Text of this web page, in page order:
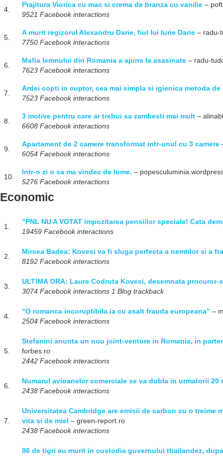
4.
Prajitura Viorica cu mac si crema de branza cu vanilie –
9521 Facebook interactions
5.
A murit regizorul Alexandru Darie, fiul lui Iurie Darie – radu-
7750 Facebook interactions
6.
Mafia lemnului din Romania a ajuns la asasinate – radu-
7623 Facebook interactions
7.
Ardei copti in cuptor, cea mai simpla si igienica metoda
7523 Facebook interactions
8.
3 motive pentru care ar trebui sa zambesti mai mult –
6608 Facebook interactions
9.
Apartament de 2 camere transformat intr-unul cu 3 camere
6054 Facebook interactions
10.
Intr-o zi o sa ma vindec de lume. –
5276 Facebook interactions
Economic
1.
“PNL NU A VOTAT impozitarea pensiilor speciale! Cata
19459 Facebook interactions
2.
Mircea Badea: Kovesi va fi sluga perfecta a nemtilor si a
8192 Facebook interactions
3.
ULTIMA ORA: Laura Codruta Kovesi, desemnata procuror-
3074 Facebook interactions 1 Blog trackback
4.
“O romanca incoruptibila ia cu asalt frauda europeana” –
2504 Facebook interactions
5.
Stefanini anunta un nou joint-venture in Romania, in
forbes.ro
2442 Facebook interactions
6.
Numarul avioanelor comerciale se va dubla in urmatorii 20
2438 Facebook interactions
7.
Universitatea Cambridge are emisii de carbon cu o treime
vita si de miel – green-report.ro
2438 Facebook interactions
86 de tigri au murit in custodia guvernului thailandez,